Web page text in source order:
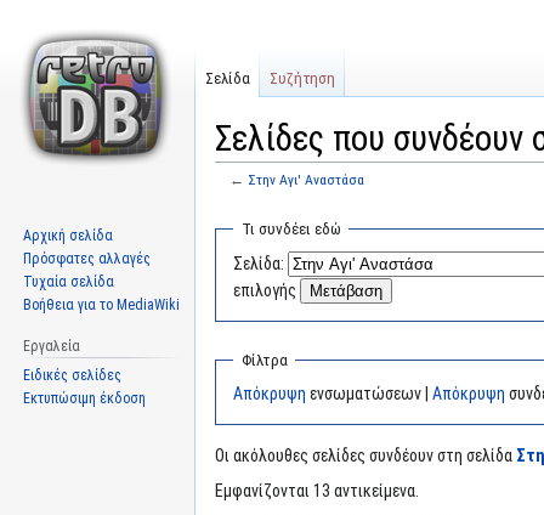
Σελίδες που συνδέουν
← Στην Αγι' Αναστάσα
Μετάβαση
πλοήγηση
Πήδηση
αναζήτηση
Τι συνδέει εδώ
Σελίδα:
επιλογής
Φίλτρα
Απόκρυψη ενσωματώσεων | Απόκρυψη
Οι ακόλουθες σελίδες συνδέουν στη σελίδα
Εμφανίζονται 13 αντικείμενα.
Σελίδα Συζήτηση
Αρχική σελίδα
Πρόσφατες αλλαγές
Τυχαία σελίδα
Βοήθεια για το MediaWiki
Εργαλεία
Ειδικές σελίδες
Εκτυπώσιμη έκδοση